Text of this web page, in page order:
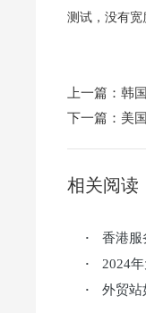
测试，没有宽
上一篇： 韩
下一篇： 美
相关阅读
· 香港服
· 2024
· 外贸站